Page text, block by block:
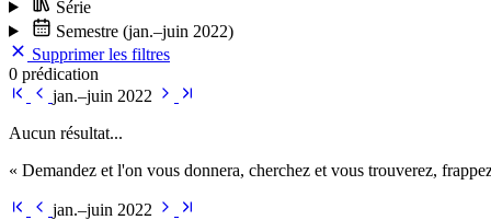
Série
Semestre (jan.–juin 2022)
Supprimer les filtres
0 prédication
jan.–juin 2022
Aucun résultat...
« Demandez et l'on vous donnera, cherchez et vous trouverez,
jan.–juin 2022